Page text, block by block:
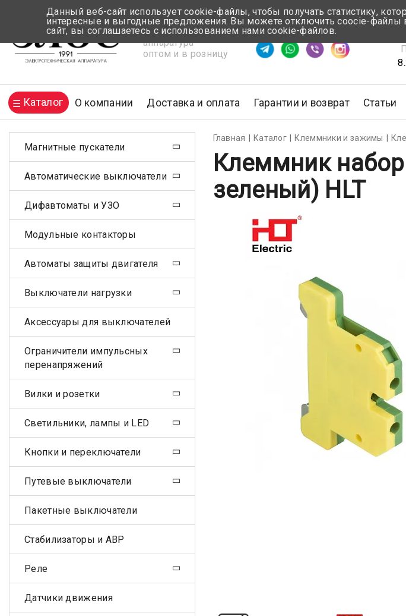
Электротехническая
аппаратура
оптом и в розницу
Время ответа ≈ 5 мин
Каталог О компании Доставка и оплата Гарантии и возврат Статьи
Главная Каталог Клеммники и зажимы
Клеммник
зеленый) HLT
Магнитные пускатели
Автоматические выключатели
Дифавтоматы и УЗО
Модульные контакторы
Автоматы защиты двигателя
Выключатели нагрузки
Аксессуары для выключателей
Ограничители импульсных
перенапряжений
Вилки и розетки
Светильники, лампы и LED
Кнопки и переключатели
Путевые выключатели
Пакетные выключатели
Стабилизаторы и АВР
Реле
Датчики движения
Данный веб-сайт использует cookie-файлы, чтобы получать статистику,
интересные и выгодные предложения. Вы можете отключить coocie-файлы
сайт, вы соглашаетесь с использованием нами cookie-файлов.